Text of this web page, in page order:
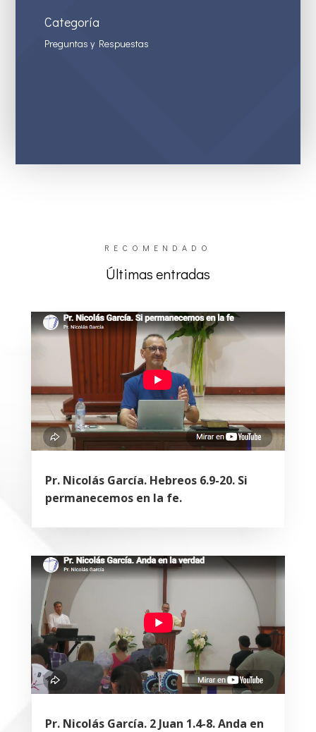
Categoría
Preguntas y Respuestas
RECOMENDADO
Últimas entradas
Pr. Nicolás García. Hebreos 6.9-20. Si
permanecemos en la fe.
Pr. Nicolás García. 2 Juan 1.4-8. Anda en